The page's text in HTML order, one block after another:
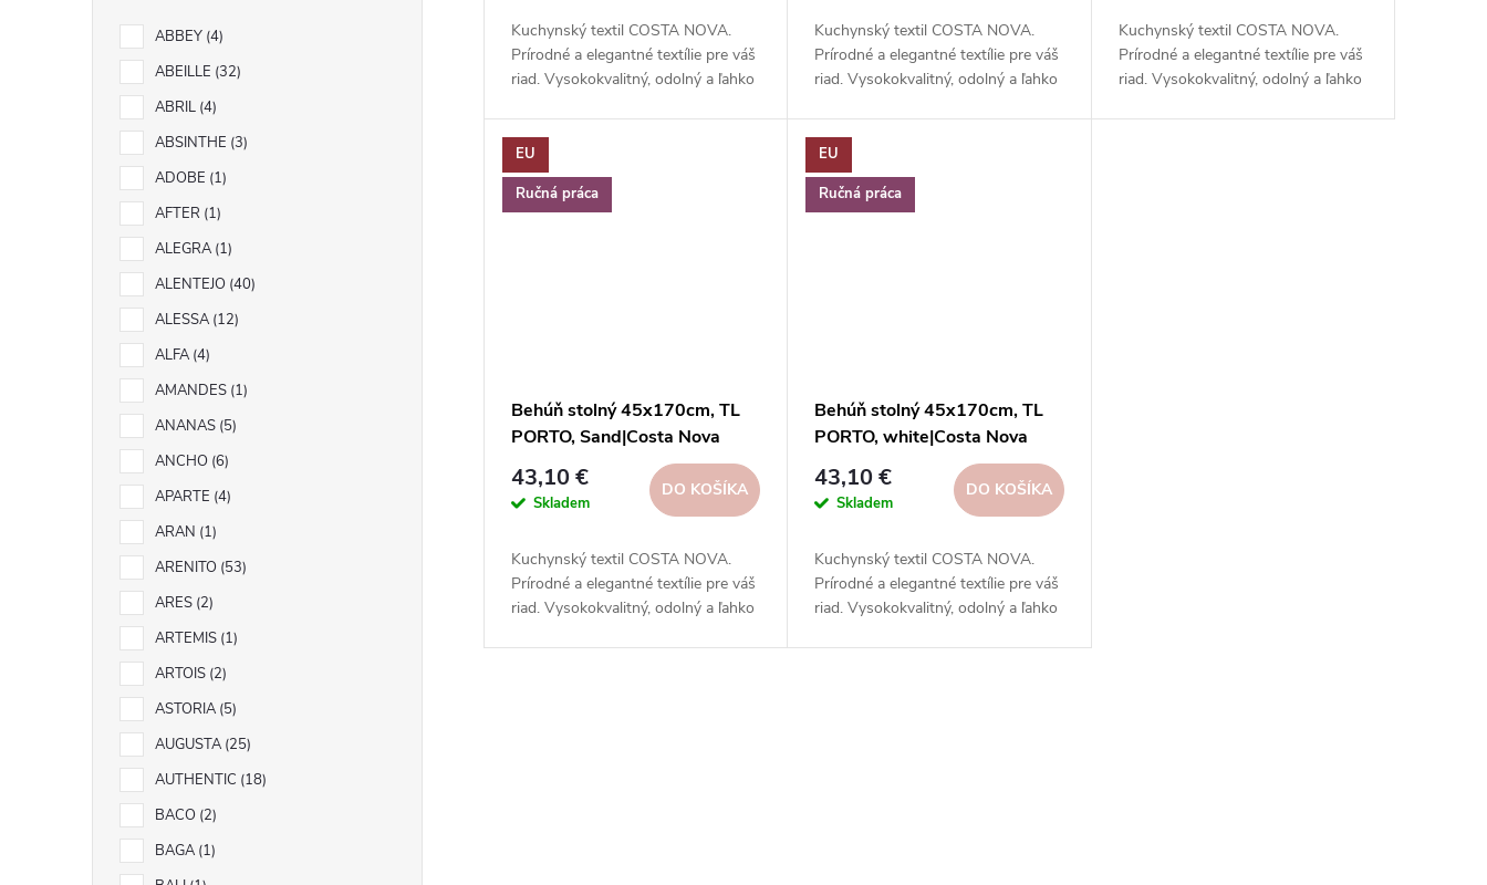
ABBEY 4
ABEILLE 32
ABRIL 4
ABSINTHE 3
ADOBE 1
AFTER 1
ALEGRA 1
ALENTEJO 40
ALESSA 12
ALFA 4
AMANDES 1
ANANAS 5
ANCHO 6
APARTE 4
ARAN 1
ARENITO 53
ARES 2
ARTEMIS 1
ARTOIS 2
ASTORIA 5
AUGUSTA 25
AUTHENTIC 18
BACO 2
BAGA 1
Kuchynský textil COSTA NOVA.
Prírodné a elegantné textílie pre váš
riad. Vysokokvalitný, odolný a ľahko
Kuchynský textil COSTA NOVA.
Prírodné a elegantné textílie pre váš
riad. Vysokokvalitný, odolný a ľahko
Kuchynský textil COSTA NOVA.
Prírodné a elegantné textílie pre váš
riad. Vysokokvalitný, odolný a ľahko
EU
Ručná práca
Behúň stolný 45x170cm, TL
PORTO, Sand|Costa Nova
43,10 €
Skladem
DO KOŠÍKA
Kuchynský textil COSTA NOVA.
Prírodné a elegantné textílie pre váš
riad. Vysokokvalitný, odolný a ľahko
EU
Ručná práca
Behúň stolný 45x170cm, TL
PORTO, white|Costa Nova
43,10 €
Skladem
DO KOŠÍKA
Kuchynský textil COSTA NOVA.
Prírodné a elegantné textílie pre váš
riad. Vysokokvalitný, odolný a ľahko